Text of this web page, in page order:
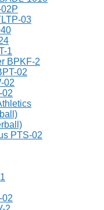
03
1
BPKF-2
02
02
02
PTS-02
02